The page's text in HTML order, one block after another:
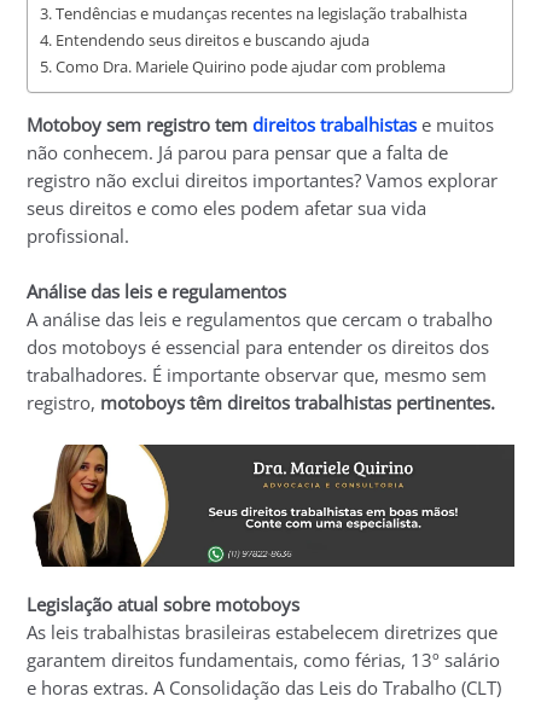
Tendências e mudanças recentes na legislação trabalhista
Entendendo seus direitos e buscando ajuda
Como Dra. Mariele Quirino pode ajudar com problema
Motoboy sem registro temdireitos trabalhistas e muitos
não conhecem. Já parou para pensar que a falta de
registro não exclui direitos importantes? Vamos explorar
seus direitos e como eles podem afetar sua vida
profissional.
Análise das leis e regulamentos
A análise das leis e regulamentos que cercam o trabalho
dos motoboys é essencial para entender os direitos dos
trabalhadores. É importante observar que, mesmo sem
registro, motoboys têm direitos trabalhistas pertinentes.
Legislação atual sobre motoboys
As leis trabalhistas brasileiras estabelecem diretrizes que
garantem direitos fundamentais, como férias, 13º salário
e horas extras. A Consolidação das Leis do Trabalho (CLT)